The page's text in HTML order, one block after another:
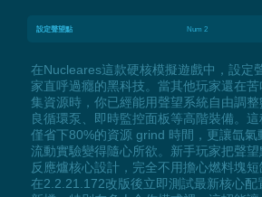
設定聲望點 Num 2
在Nucleares這款硬核模擬遊戲中，設定
家直呼過癮的黑科技。當其他玩家還在
集資源時，你已經能用聲望系統自由調
良循環泵、即時監控面板等高階裝備。
僅省下80%的資源 grind 時間，更讓氙氣
流動實驗變得隨心所欲。新手玩家把聲
反應爐核心設計，完全不用擔心燃料塊
在2.2.21.172改版後立即測試最新核心配